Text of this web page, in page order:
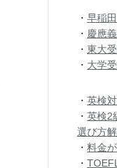
・ 早稲
・ 慶應
・ 東大
・ 大学
・ 英検
・ 英検2
選び方
・ 料金
・